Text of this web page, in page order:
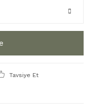
Tavsiye Et